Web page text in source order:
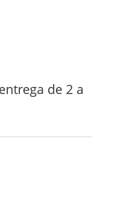
de 2 a